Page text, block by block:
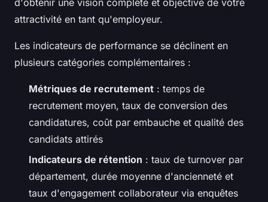
attractivité en tant qu'employeur.
Les indicateurs de performance se déclinent en
plusieurs catégories complémentaires :
Métriques de recrutement : temps de
recrutement moyen, taux de conversion des
candidatures, coût par embauche et qualité des
candidats attirés
Indicateurs de rétention : taux de turnover par
département, durée moyenne d'ancienneté et
taux d'engagement collaborateur via enquêtes